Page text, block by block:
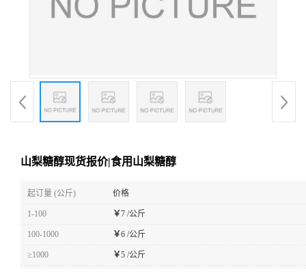
山梨糖醇现货报价|食用山梨糖醇
起订量 (公斤) 价格
1-100 ￥7 /公斤
100-1000 ￥6 /公斤
≥1000 ￥5 /公斤